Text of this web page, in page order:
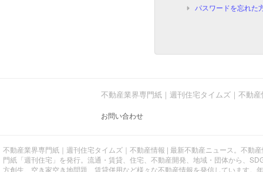
パスワードを忘れた
不動産業界専門紙｜週刊住宅タイムズ｜不動
お問い合わせ
不動産業界専門紙｜週刊住宅タイムズ｜不動産情報 | 最新不動産ニュース。不動
門紙「週刊住宅」を発行。流通・賃貸、住宅、不動産開発、地域・団体から、
方創生、空き家空き地問題、賃貸併用など様々な不動産情報を発信しています。